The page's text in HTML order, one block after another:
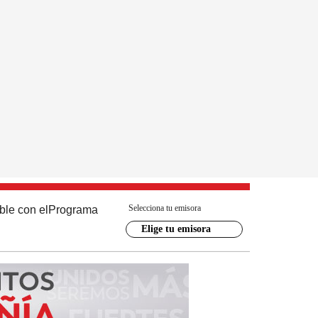
con el Programa Selecciona tu emisora
Elige tu emisora